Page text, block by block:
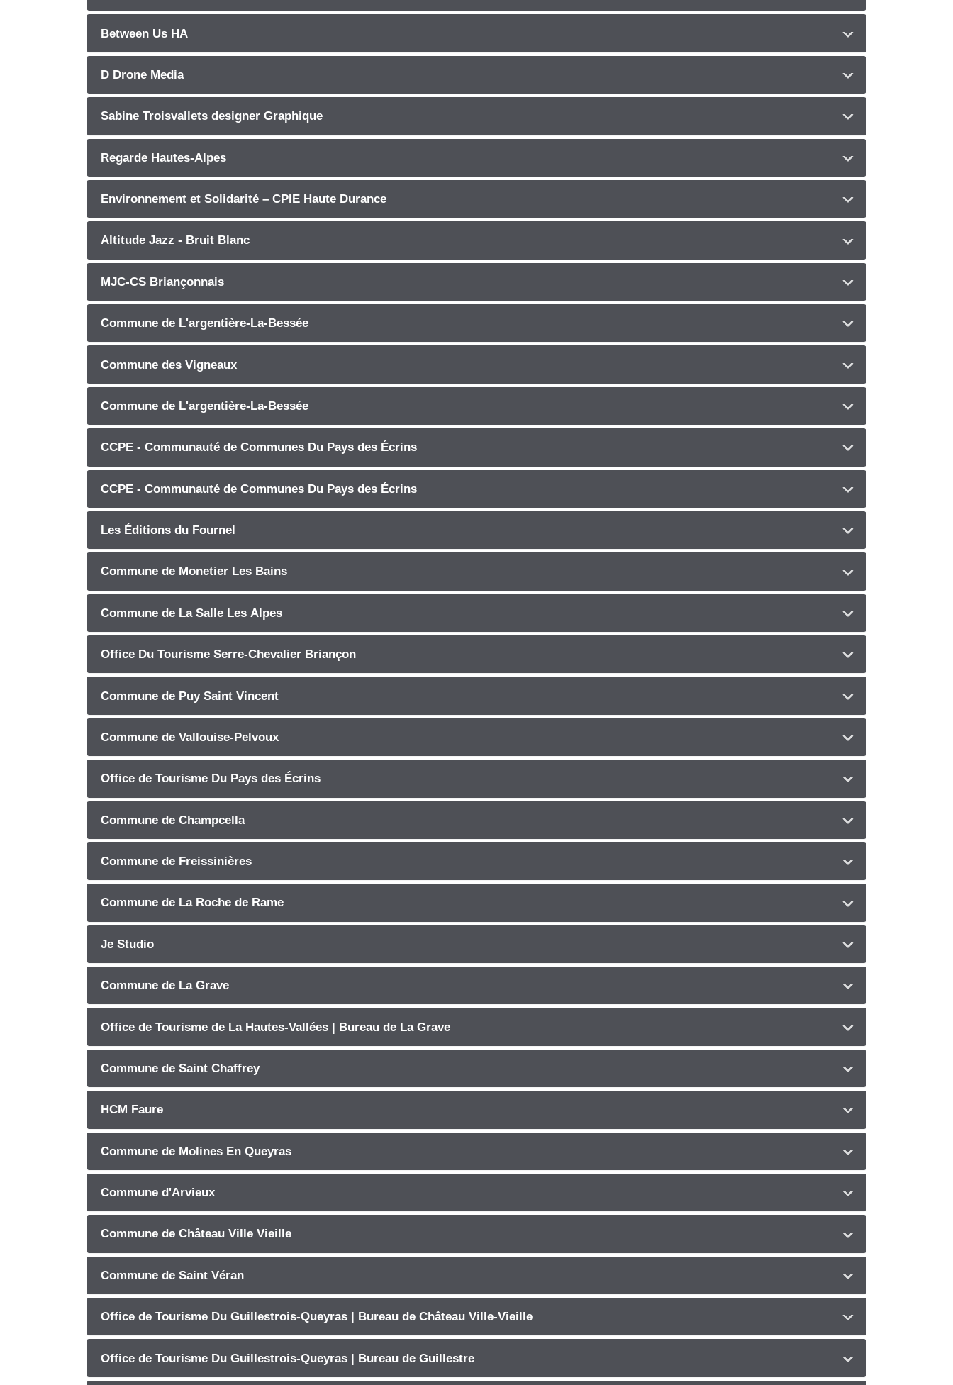
Between Us HA
D Drone Media
Sabine Troisvallets designer Graphique
Regarde Hautes-Alpes
Environnement et Solidarité – CPIE Haute Durance
Altitude Jazz - Bruit Blanc
MJC-CS Briançonnais
Commune de L'argentière-La-Bessée
Commune des Vigneaux
Commune de L'argentière-La-Bessée
CCPE - Communauté de Communes Du Pays des Écrins
CCPE - Communauté de Communes Du Pays des Écrins
Les Éditions du Fournel
Commune de Monetier Les Bains
Commune de La Salle Les Alpes
Office Du Tourisme Serre-Chevalier Briançon
Commune de Puy Saint Vincent
Commune de Vallouise-Pelvoux
Office de Tourisme Du Pays des Écrins
Commune de Champcella
Commune de Freissinières
Commune de La Roche de Rame
Je Studio
Commune de La Grave
Office de Tourisme de La Hautes-Vallées | Bureau de La Grave
Commune de Saint Chaffrey
HCM Faure
Commune de Molines En Queyras
Commune d'Arvieux
Commune de Château Ville Vieille
Commune de Saint Véran
Office de Tourisme Du Guillestrois-Queyras | Bureau de Château Ville-Vieille
Office de Tourisme Du Guillestrois-Queyras | Bureau de Guillestre